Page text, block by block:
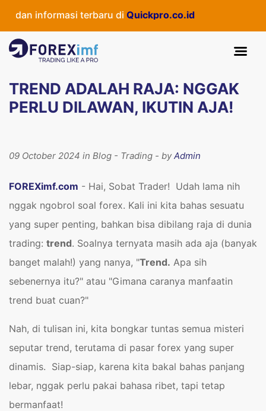
informasi terbaru diQuickpro.co.id
TREND ADALAH RAJA: NGGAK
PERLU DILAWAN, IKUTIN AJA!
09 October 2024 in Blog - Trading - byAdmin
FOREXimf.com - Hai, Sobat Trader! Udah lama nih
nggak ngobrol soal forex. Kali ini kita bahas sesuatu
yang super penting, bahkan bisa dibilang raja di dunia
trading: trend. Soalnya ternyata masih ada aja (banyak
banget malah!) yang nanya, "Trend. Apa sih
sebenernya itu?" atau "Gimana caranya manfaatin
trend buat cuan?"
Nah, di tulisan ini, kita bongkar tuntas semua misteri
seputar trend, terutama di pasar forex yang super
dinamis. Siap-siap, karena kita bakal bahas panjang
lebar, nggak perlu pakai bahasa ribet, tapi tetap
bermanfaat!